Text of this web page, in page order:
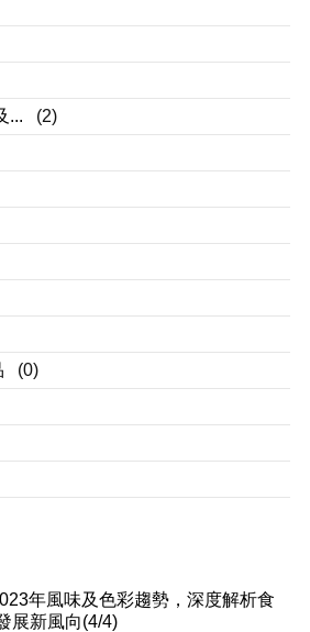
...
(2)
(0)
年風味及色彩趨勢，深度解析食
展新風向(4/4)